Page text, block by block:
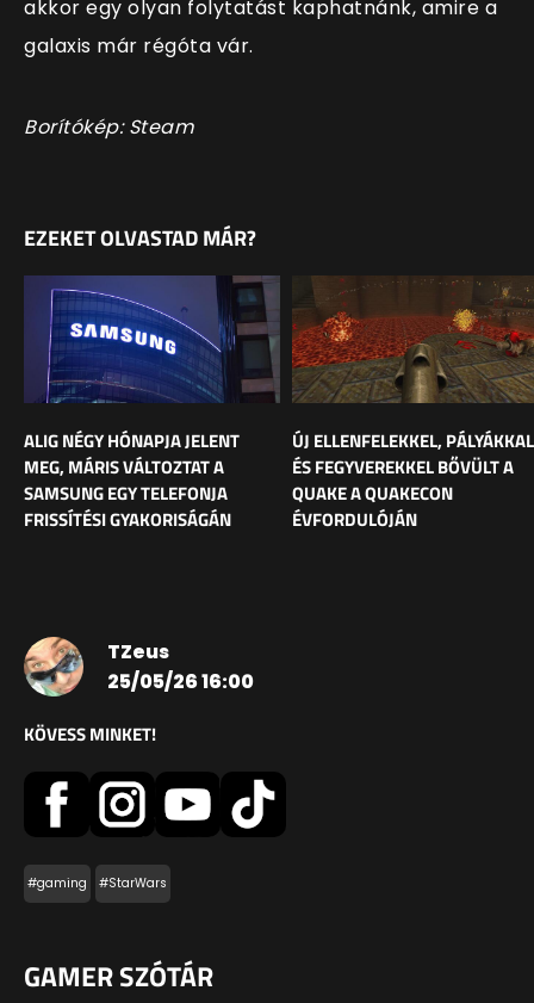
akkor egy olyan folytatást kaphatnánk, amire a
galaxis már régóta vár.
Borítókép: Steam
EZEKET OLVASTAD MÁR?
ALIG NÉGY HÓNAPJA JELENT
MEG, MÁRIS VÁLTOZTAT A
SAMSUNG EGY TELEFONJA
FRISSÍTÉSI GYAKORISÁGÁN
ÚJ ELLENFELEKKEL, PÁLYÁKKAL
ÉS FEGYVEREKKEL BŐVÜLT A
QUAKE A QUAKECON
ÉVFORDULÓJÁN
TZeus
25/05/26 16:00
KÖVESS MINKET!
#gaming #StarWars
GAMER SZÓTÁR